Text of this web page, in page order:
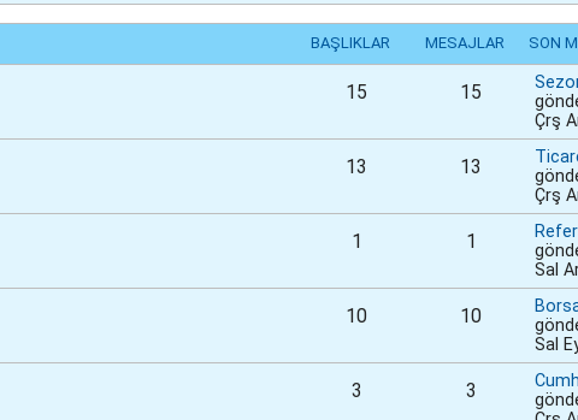
BAŞLIKLAR MESAJLAR SON
15 15
Çrş
13 13
Çrş
1 1
Sal
10 10
Sal
3 3